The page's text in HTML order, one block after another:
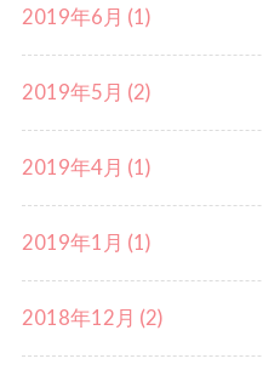
2019年6月 (1)
2019年5月 (2)
2019年4月 (1)
2019年1月 (1)
2018年12月 (2)